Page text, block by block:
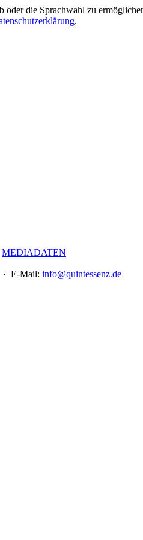
die Sprachwahl zu
.
MEDIADATEN
· E-Mail: info@quintessenz.de